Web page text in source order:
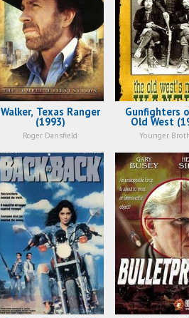
Walker, Texas Ranger
(1993)
Roger Dansfield
Gunfighters
Old West
Younger